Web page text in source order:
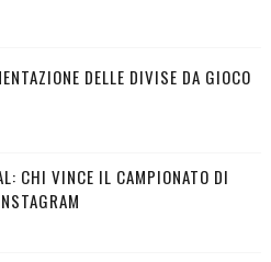
DELLE DIVISE DA GIOCO
CHI VINCE IL CAMPIONATO DI